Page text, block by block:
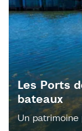
Les Ports
bateaux
Un